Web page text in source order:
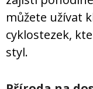
můžete užívat
cyklostezek,
styl.